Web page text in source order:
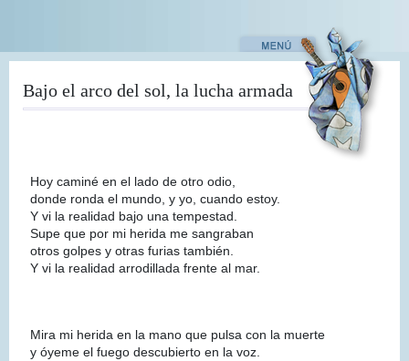
contenido
Bajo el arco del sol, la lucha armada
Hoy caminé en el lado de otro odio,
donde ronda el mundo, y yo, cuando estoy.
Y vi la realidad bajo una tempestad.
Supe que por mi herida me sangraban
otros golpes y otras furias también.
Y vi la realidad arrodillada frente al mar.
Mira mi herida en la mano que pulsa con la muerte
y óyeme el fuego descubierto en la voz.